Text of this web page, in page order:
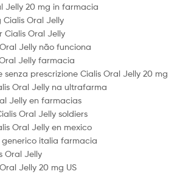
Jelly 20 mg in farmacia
Oral Jelly
Cialis Oral Jelly
Jelly não funciona
Jelly farmacia
senza prescrizione Cialis Oral Jelly 20 mg
Oral Jelly na ultrafarma
Jelly en farmacias
Oral Jelly soldiers
Oral Jelly en mexico
generico italia farmacia
Oral Jelly
Jelly 20 mg US